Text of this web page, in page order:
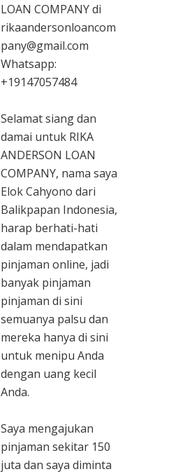
LOAN COMPANY di
rikaandersonloancom
pany@gmail.com
Whatsapp:
+19147057484
Selamat siang dan
damai untuk RIKA
ANDERSON LOAN
COMPANY, nama saya
Elok Cahyono dari
Balikpapan Indonesia,
harap berhati-hati
dalam mendapatkan
pinjaman online, jadi
banyak pinjaman
pinjaman di sini
semuanya palsu dan
mereka hanya di sini
untuk menipu Anda
dengan uang kecil
Anda.
Saya mengajukan
pinjaman sekitar 150
juta dan saya diminta